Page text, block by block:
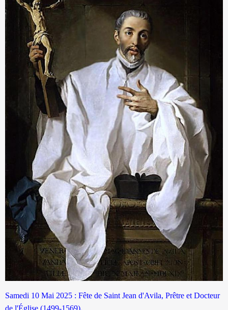
Samedi 10 Mai 2025 : Fête de Saint Jean d'Avila, Prêtre et Docteur